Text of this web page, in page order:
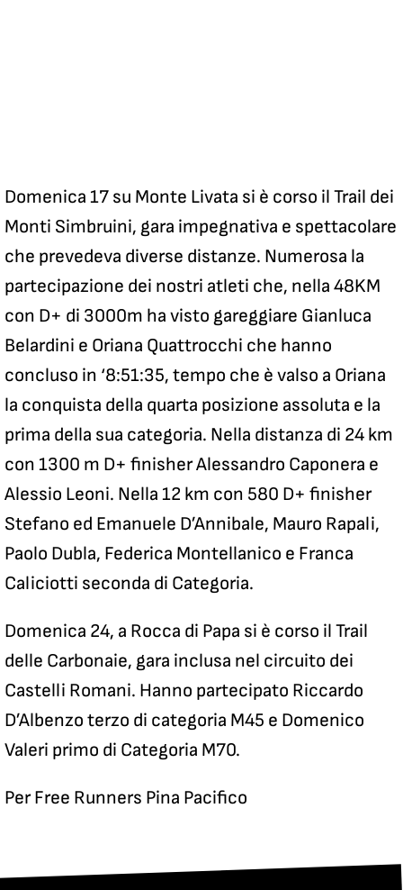
Domenica 17 su Monte Livata si è corso il Trail dei
Monti Simbruini, gara impegnativa e spettacolare
che prevedeva diverse distanze. Numerosa la
partecipazione dei nostri atleti che, nella 48KM
con D+ di 3000m ha visto gareggiare Gianluca
Belardini e Oriana Quattrocchi che hanno
concluso in ‘8:51:35, tempo che è valso a Oriana
la conquista della quarta posizione assoluta e la
prima della sua categoria. Nella distanza di 24 km
con 1300 m D+ finisher Alessandro Caponera e
Alessio Leoni. Nella 12 km con 580 D+ finisher
Stefano ed Emanuele D’Annibale, Mauro Rapali,
Paolo Dubla, Federica Montellanico e Franca
Caliciotti seconda di Categoria.
Domenica 24, a Rocca di Papa si è corso il Trail
delle Carbonaie, gara inclusa nel circuito dei
Castelli Romani. Hanno partecipato Riccardo
D’Albenzo terzo di categoria M45 e Domenico
Valeri primo di Categoria M70.
Per Free Runners Pina Pacifico